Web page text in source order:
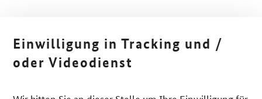
Einwilligung in Tracking und /
oder Videodienst